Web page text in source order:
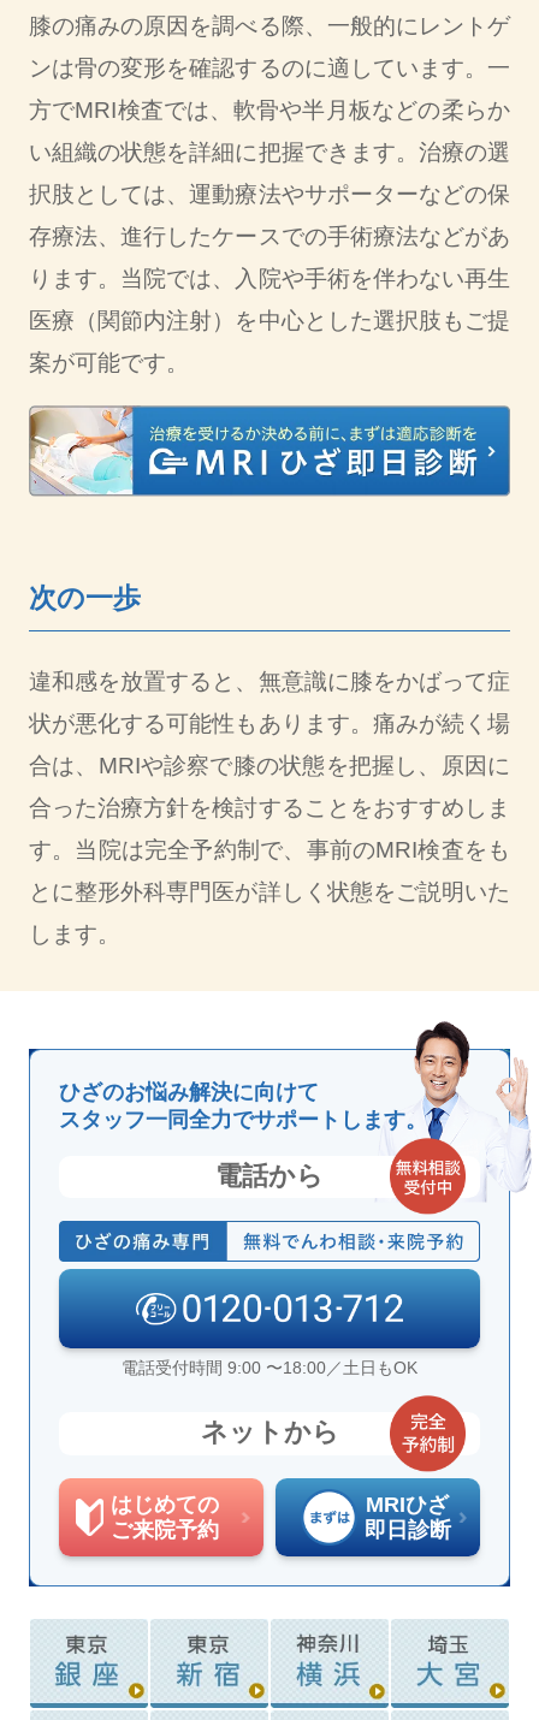
膝の痛みの原因を調べる際、一般的にレントゲ
ンは骨の変形を確認するのに適しています。一
方でMRI検査では、軟骨や半月板などの柔らか
い組織の状態を詳細に把握できます。治療の選
択肢としては、運動療法やサポーターなどの保
存療法、進行したケースでの手術療法などがあ
ります。当院では、入院や手術を伴わない再生
医療（関節内注射）を中心とした選択肢もご提
案が可能です。
次の一歩
違和感を放置すると、無意識に膝をかばって症
状が悪化する可能性もあります。痛みが続く場
合は、MRIや診察で膝の状態を把握し、原因に
合った治療方針を検討することをおすすめしま
す。当院は完全予約制で、事前のMRI検査をも
とに整形外科専門医が詳しく状態をご説明いた
します。
ひざのお悩み解決に向けて
スタッフ一同全力でサポートします。
電話から
電話受付時間 9:00 〜18:00／土日もOK
ネットから
はじめての
ご来院予約
MRIひざ
即日診断